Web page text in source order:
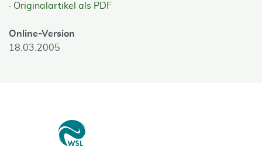
Originalartikel als PDF
Online-Version
18.03.2005